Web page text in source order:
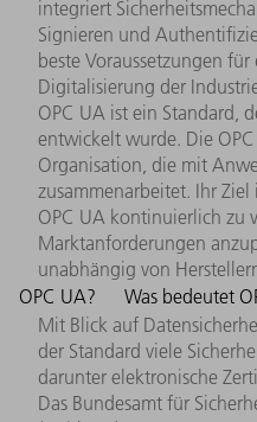
integriert
Signieren und
beste Voraussetzungen
Digitalisierung der
OPC UA ist ein Standard,
entwickelt wurde. Die
Organisation, die mit
zusammenarbeitet. Ihr
OPC UA kontinuierlich zu
Marktanforderungen
unabhängig von
OPC UA?
Mit Blick auf
der Standard viele
darunter elektronische
Das Bundesamt für
Was bedeutet